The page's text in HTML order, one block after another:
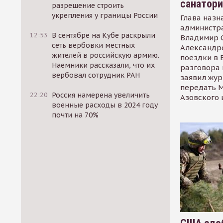
разрешение строить
укрепления у границы России
12:53
В сентябре на Кубе раскрыли
сеть вербовки местных
жителей в российскую армию.
Наемники рассказали, что их
вербовал сотрудник РАН
22:20 Россия намерена увеличить
военные расходы в 2024 году
почти на 70%
Глава
Владимир
поездки в
разговора
заявил
передать
Азовского